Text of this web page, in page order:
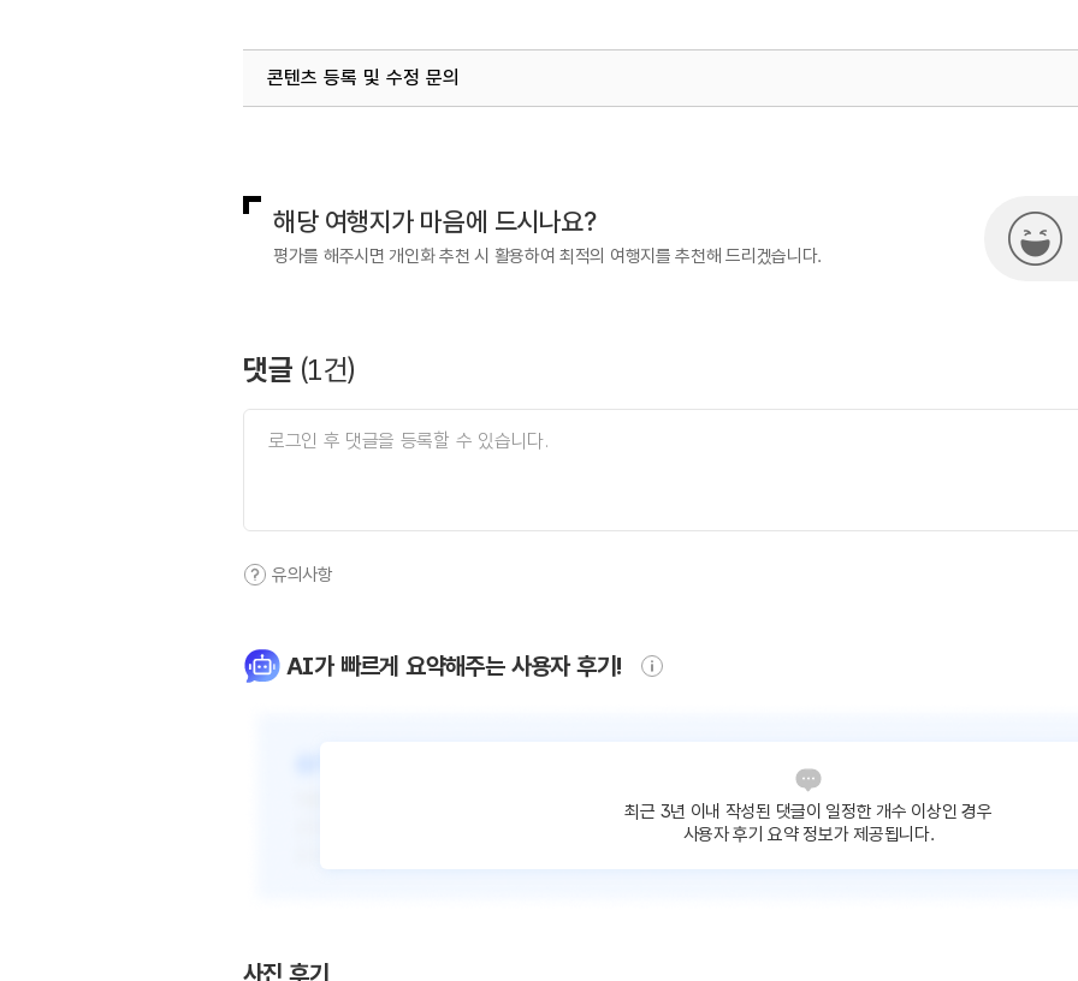
콘텐츠 등록 및 수정 문의
해당 여행지가 마음에 드시나요?
평가를 해주시면 개인화 추천 시 활용하여 최적의 여행지를 추천해 드리겠습니다.
댓글 (1건)
유의사항
AI가 빠르게 요약해주는 사용자 후기!
최근 3년 이내 작성된 댓글이 일정한 개수 이상인 경우
사용자 후기 요약 정보가 제공됩니다.
사진 후기